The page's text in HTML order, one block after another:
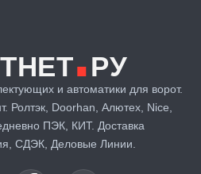
.РУ
и автоматики для ворот.
Ролтэк, Doorhan, Алютех, Nice,
ПЭК, КИТ. Доставка
СДЭК, Деловые Линии.